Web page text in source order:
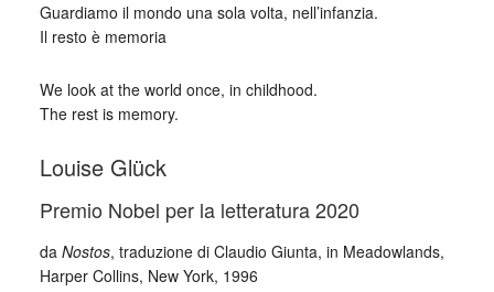
Guardiamo il mondo una sola volta, nell’infanzia.
Il resto è memoria
We look at the world once, in childhood.
The rest is memory.
Louise Glück
Premio Nobel per la letteratura 2020
da Nostos, traduzione di Claudio Giunta, in Meadowlands,
Harper Collins, New York, 1996